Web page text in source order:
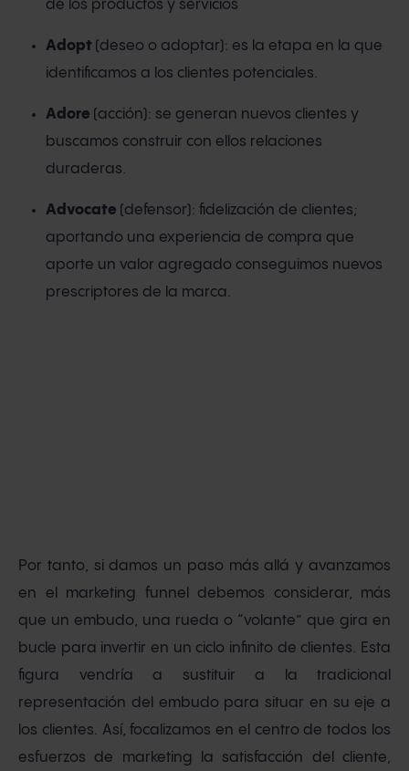
de los productos y servicios
Adopt (deseo o adoptar): es la etapa en la que
identificamos a los clientes potenciales.
Adore (acción): se generan nuevos clientes y
buscamos construir con ellos relaciones
duraderas.
Advocate (defensor): fidelización de clientes;
aportando una experiencia de compra que
aporte un valor agregado conseguimos nuevos
prescriptores de la marca.
Por tanto, si damos un paso más allá y avanzamos
en el marketing funnel debemos considerar, más
que un embudo, una rueda o “volante” que gira en
bucle para invertir en un ciclo infinito de clientes. Esta
figura vendría a sustituir a la tradicional
representación del embudo para situar en su eje a
los clientes. Así, focalizamos en el centro de todos los
esfuerzos de marketing la satisfacción del cliente,